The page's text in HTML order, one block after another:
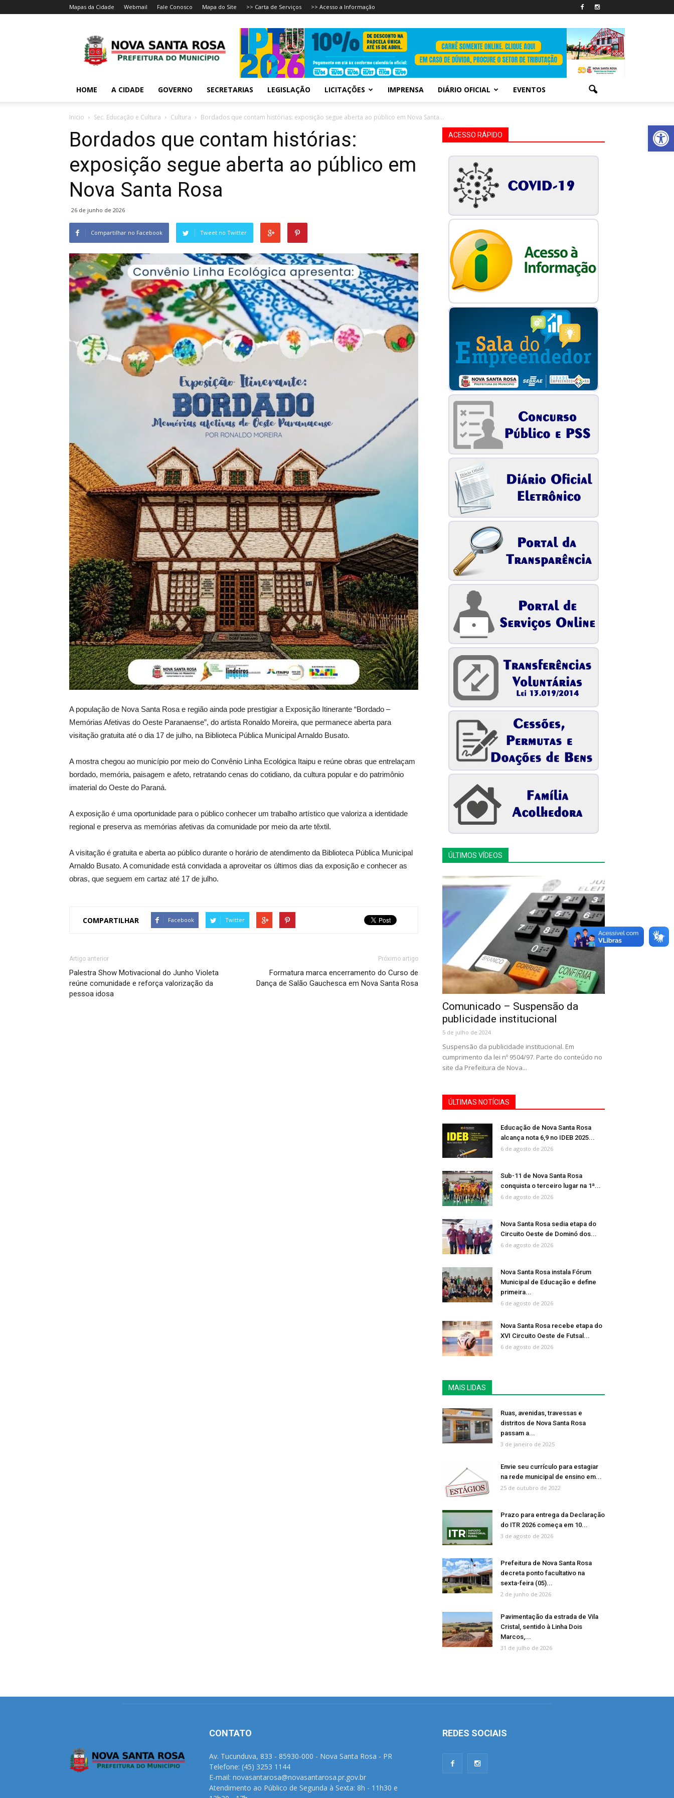
Abrir
Mapas da Cidade Webmail Fale Conosco Mapa do Site >> Carta de Serviços >> Acesso a Informação
HOME A CIDADE GOVERNO SECRETARIAS LEGISLAÇÃO LICITAÇÕES IMPRENSA DIÁRIO OFICIAL EVENTOS
Inicio Sec. Educação e Cultura Cultura Bordados que contam histórias: exposição segue aberta ao público em Nova Santa...
Bordados que contam histórias:
exposição segue aberta ao público em
Nova Santa Rosa
26 de junho de 2026
Compartilhar no Facebook Tweet no Twitter
A população de Nova Santa Rosa e região ainda pode prestigiar a Exposição Itinerante “Bordado –
Memórias Afetivas do Oeste Paranaense”, do artista Ronaldo Moreira, que permanece aberta para
visitação gratuita até o dia 17 de julho, na Biblioteca Pública Municipal Arnaldo Busato.
A mostra chegou ao município por meio do Convênio Linha Ecológica Itaipu e reúne obras que entrelaçam
bordado, memória, paisagem e afeto, retratando cenas do cotidiano, da cultura popular e do patrimônio
imaterial do Oeste do Paraná.
A exposição é uma oportunidade para o público conhecer um trabalho artístico que valoriza a identidade
regional e preserva as memórias afetivas da comunidade por meio da arte têxtil.
A visitação é gratuita e aberta ao público durante o horário de atendimento da Biblioteca Pública Municipal
Arnaldo Busato. A comunidade está convidada a aproveitar os últimos dias da exposição e conhecer as
obras, que seguem em cartaz até 17 de julho.
COMPARTILHAR Facebook Twitter
Artigo anterior
Palestra Show Motivacional do Junho Violeta
reúne comunidade e reforça valorização da
pessoa idosa
Próximo artigo
Formatura marca encerramento do Curso de
Dança de Salão Gauchesca em Nova Santa Rosa
ACESSO RÁPIDO
ÚLTIMOS VÍDEOS
Comunicado – Suspensão da
publicidade institucional
5 de julho de 2024
Suspensão da publicidade institucional. Em
cumprimento da lei nº 9504/97. Parte do conteúdo no
site da Prefeitura de Nova...
ÚLTIMAS NOTÍCIAS
Educação de Nova Santa Rosa
alcança nota 6,9 no IDEB 2025...
6 de agosto de 2026
Sub-11 de Nova Santa Rosa
conquista o terceiro lugar na 1ª...
6 de agosto de 2026
Nova Santa Rosa sedia etapa do
Circuito Oeste de Dominó dos...
6 de agosto de 2026
Nova Santa Rosa instala Fórum
Municipal de Educação e define
primeira...
6 de agosto de 2026
Nova Santa Rosa recebe etapa do
XVI Circuito Oeste de Futsal...
6 de agosto de 2026
MAIS LIDAS
Ruas, avenidas, travessas e
distritos de Nova Santa Rosa
passam a...
3 de janeiro de 2025
Envie seu currículo para estagiar
na rede municipal de ensino em...
25 de outubro de 2022
Prazo para entrega da Declaração
do ITR 2026 começa em 10...
3 de agosto de 2026
Prefeitura de Nova Santa Rosa
decreta ponto facultativo na
sexta-feira (05)...
2 de junho de 2026
Pavimentação da estrada de Vila
Cristal, sentido à Linha Dois
Marcos,...
31 de julho de 2026
CONTATO
Av. Tucunduva, 833 - 85930-000 - Nova Santa Rosa - PR
Telefone: (45) 3253 1144
E-mail: novasantarosa@novasantarosa.pr.gov.br
Atendimento ao Público de Segunda à Sexta: 8h - 11h30 e
REDES SOCIAIS